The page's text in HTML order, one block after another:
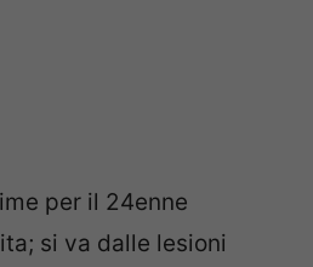
per il 24enne
si va dalle lesioni